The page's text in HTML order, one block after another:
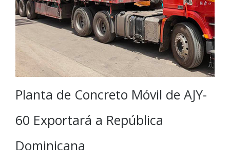
Planta de Concreto Móvil de AJY-
60 Exportará a República
Dominicana